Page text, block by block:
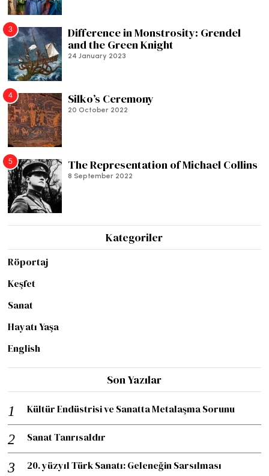
3
Difference in Monstrosity: Grendel
and the Green Knight
24 January 2023
4 Silko’s Ceremony
20 October 2022
5 The Representation of Michael Collins
8 September 2022
Kategoriler
Röportaj
Keşfet
Sanat
Hayatı Yaşa
English
Son Yazılar
Kültür Endüstrisi ve Sanatta Metalaşma Sorunu
Sanat Tanrısaldır
20. yüzyıl Türk Sanatı: Geleneğin Sarsılması